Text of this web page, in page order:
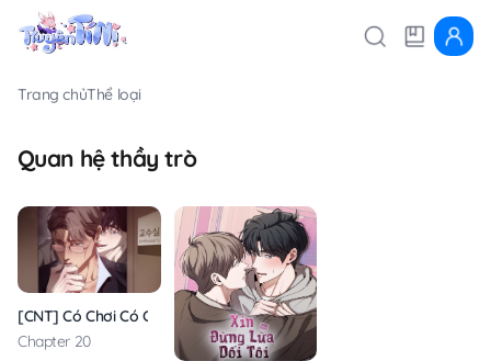
Trang chủThể loại
Quan hệ thầy trò
[CNT] Có Chơi Có Chịu
Chapter 20